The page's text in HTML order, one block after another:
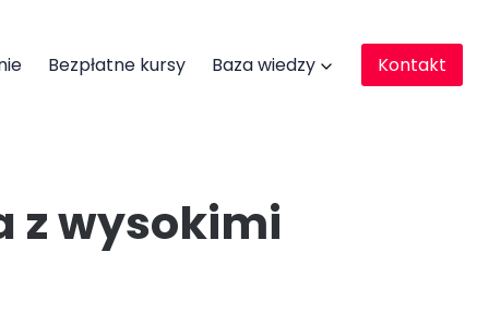
Bezpłatne kursy Baza wiedzy Kontakt
z wysokimi